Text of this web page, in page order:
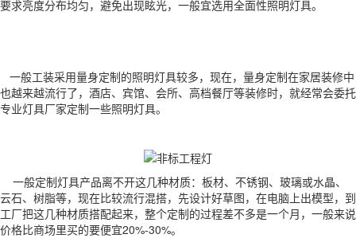
要求亮度分布均匀，避免出现眩光，一般宜选用全面性照明灯具。
一般工装采用量身定制的照明灯具较多，现在，量身定制在家居装修中
也越来越流行了，酒店、宾馆、会所、高档餐厅等装修时，就经常会委托
专业灯具厂家定制一些照明灯具。
一般定制灯具产品离不开这几种材质：板材、不锈钢、玻璃或水晶、
云石、树脂等，现在比较流行混搭，先设计好草图，在电脑上出模型，到
工厂把这几种材质搭配起来，整个定制的过程差不多是一个月，一般来说
价格比商场里买的要便宜20%-30%。